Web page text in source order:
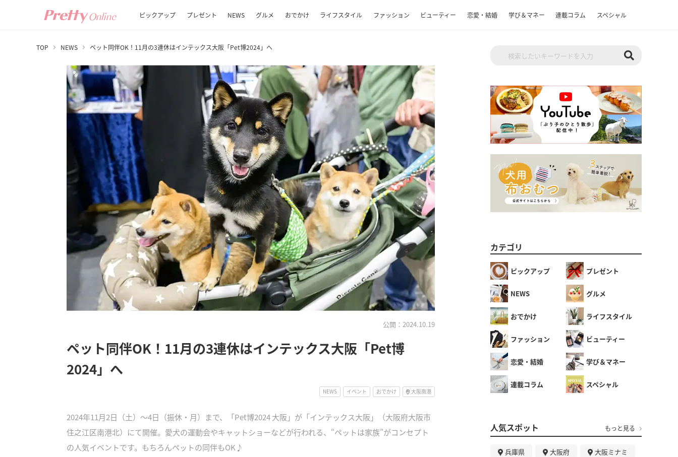
ピックアップ プレゼント NEWS グルメ おでかけ ライフスタイル ファッション ビューティー 恋愛・結婚 学び＆マネー 連載コラム スペシャル
TOP NEWS ペット同伴OK！11月の3連休はインテックス大阪「Pet博2024」へ
公開：2024.10.19
ペット同伴OK！11月の3連休はインテックス大阪「Pet博
2024」へ
NEWS イベント おでかけ 大阪南港
2024年11月2日（土）～4日（振休・月）まで、「Pet博2024 大阪」が「インテックス大阪」（大阪府大阪市
住之江区南港北）にて開催。愛犬の運動会やキャットショーなどが行われる、“ペットは家族”がコンセプト
の人気イベントです。もちろんペットの同伴もOK♪
カテゴリ
ピックアップ プレゼント
NEWS グルメ
おでかけ ライフスタイル
ファッション ビューティー
恋愛・結婚 学び＆マネー
連載コラム スペシャル
人気スポット もっと見る
兵庫県 大阪府 大阪ミナミ